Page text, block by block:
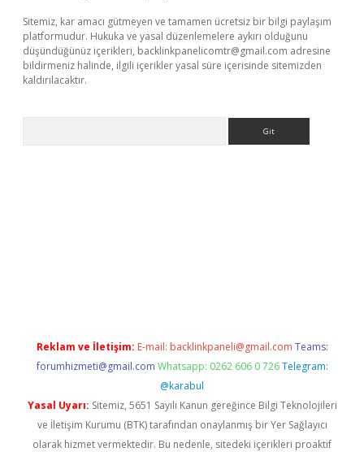
Sitemiz, kar amacı gütmeyen ve tamamen ücretsiz bir bilgi paylaşım
platformudur. Hukuka ve yasal düzenlemelere aykırı olduğunu
düşündüğünüz içerikleri, backlinkpanelicomtr@gmail.com adresine
bildirmeniz halinde, ilgili içerikler yasal süre içerisinde sitemizden
kaldırılacaktır.
Reklam ve İletişim: E-mail: backlinkpaneli@gmail.com Teams:
forumhizmeti@gmail.com Whatsapp: 0262 606 0 726 Telegram:
@karabul
Yasal Uyarı: Sitemiz, 5651 Sayılı Kanun gereğince Bilgi Teknolojileri
ve İletişim Kurumu (BTK) tarafından onaylanmış bir Yer Sağlayıcı
olarak hizmet vermektedir. Bu nedenle, sitedeki içerikleri proaktif